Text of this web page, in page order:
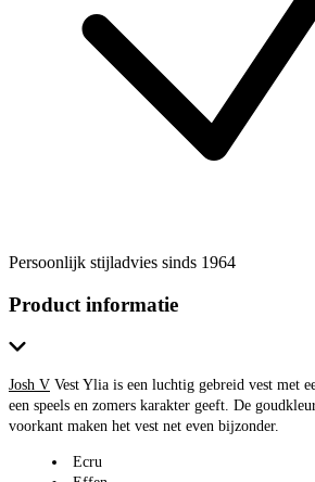
Persoonlijk stijladvies sinds 1964
Product informatie
Josh V Vest Ylia is een luchtig gebreid vest met
een speels en zomers karakter geeft. De
voorkant maken het vest net even bijzonder.
Ecru